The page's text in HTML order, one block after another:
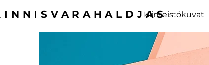
Kiinteistökuvat